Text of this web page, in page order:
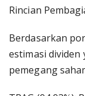
Rincian
Berdasarkan
estimasi
pemegang